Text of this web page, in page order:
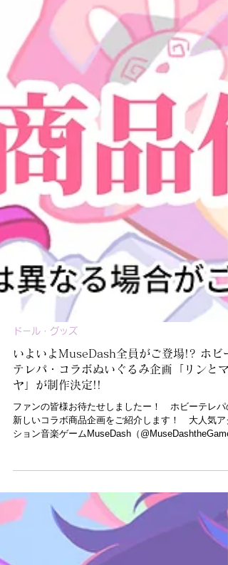
ドール・グッズ
いよいよMuseDash全員がご登場!? ホビー
ヤ」が制作決定!!
ファンの皆様お待たせしましたー！ ホビーテレパ
から、リンとマリヤのぬいぐるみ制作が決定しまし
の大人気な衣装...